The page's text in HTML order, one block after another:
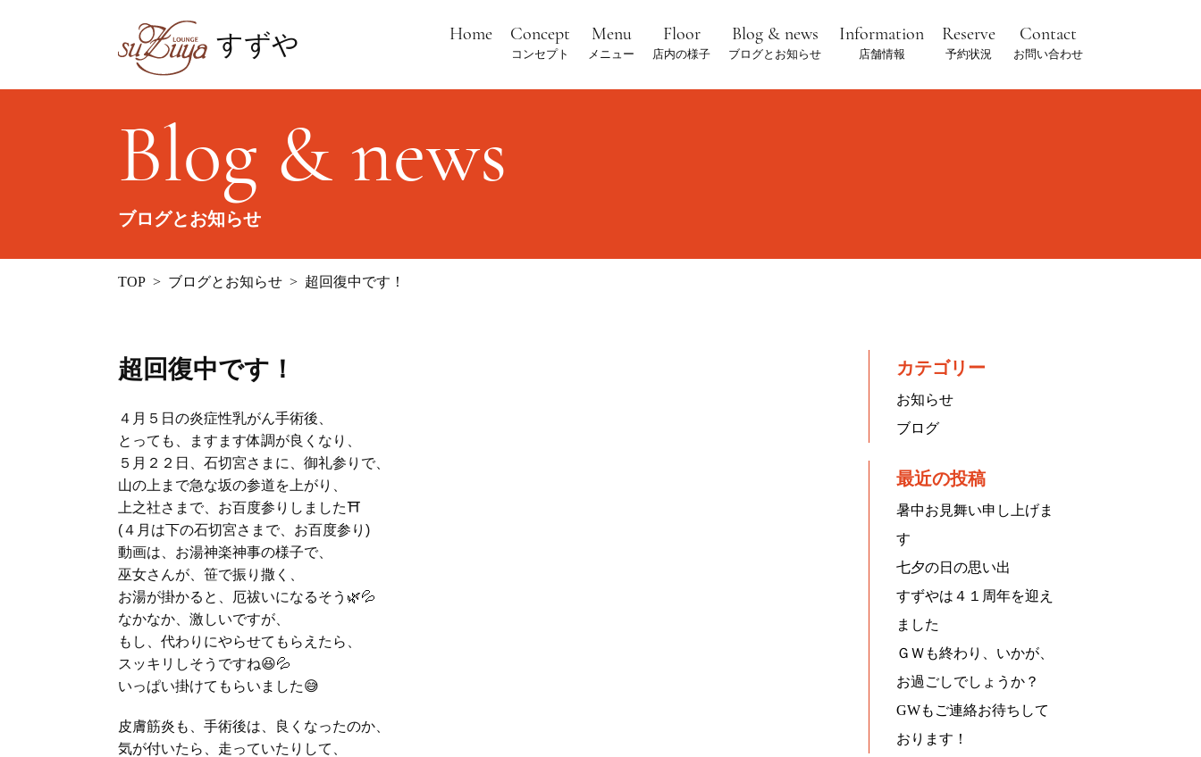
すずや Home Concept
コンセプト
Menu
メニュー
Floor
店内の様子
Blog & news
ブログとお知らせ
Information
店舗情報
Reserve
予約状況
Contact
お問い合わせ
Blog & news
ブログとお知らせ
TOP ブログとお知らせ 超回復中です！
超回復中です！
４月５日の炎症性乳がん手術後、
とっても、ますます体調が良くなり、
５月２２日、石切宮さまに、御礼参りで、
山の上まで急な坂の参道を上がり、
上之社さまで、お百度参りしました⛩
(４月は下の石切宮さまで、お百度参り)
動画は、お湯神楽神事の様子で、
巫女さんが、笹で振り撒く、
お湯が掛かると、厄祓いになるそう🌿💦
なかなか、激しいですが、
もし、代わりにやらせてもらえたら、
スッキリしそうですね😆💦
いっぱい掛けてもらいました😅
皮膚筋炎も、手術後は、良くなったのか、
気が付いたら、走っていたりして、
カテゴリー
お知らせ
ブログ
最近の投稿
暑中お見舞い申し上げま
す
七夕の日の思い出
すずやは４１周年を迎え
ました
ＧＷも終わり、いかが、
お過ごしでしょうか？
GWもご連絡お待ちして
おります！